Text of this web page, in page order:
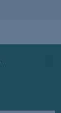
een 9.2